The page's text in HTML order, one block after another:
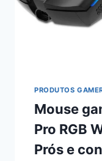
PRODUTOS
Mouse
Pro RGB
Prós e